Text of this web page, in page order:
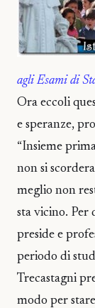
agli Esami di
Ora eccoli
e speranze,
“Insieme
non si
meglio non
sta vicino. Per
preside e
periodo di
Trecastagni
modo per